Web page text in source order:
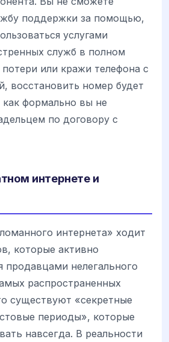
поддержки за помощью,
услугами
служб в полном
или кражи телефона с
восстановить номер будет
формально вы не
по договору с
интернете и
интернета» ходит
которые активно
нелегального
распространенных
существуют «секретные
периоды», которые
навсегда. В реальности